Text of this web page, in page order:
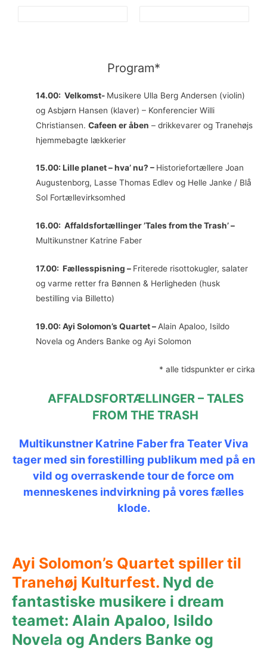
Program*
14.00: Velkomst- Musikere Ulla Berg Andersen (violin)
og Asbjørn Hansen (klaver) – Konferencier Willi
Christiansen. Cafeen er åben – drikkevarer og Tranehøjs
hjemmebagte lækkerier
15.00: Lille planet – hva’ nu? – Historiefortællere Joan
Augustenborg, Lasse Thomas Edlev og Helle Janke / Blå
Sol Fortællevirksomhed
16.00: Affaldsfortællinger ’Tales from the Trash’ –
Multikunstner Katrine Faber
17.00: Fællesspisning – Friterede risottokugler, salater
og varme retter fra Bønnen & Herligheden (husk
bestilling via Billetto)
19.00: Ayi Solomon’s Quartet – Alain Apaloo, Isildo
Novela og Anders Banke og Ayi Solomon
* alle tidspunkter er cirka
AFFALDSFORTÆLLINGER – TALES
FROM THE TRASH
Multikunstner Katrine Faber fra Teater Viva
tager med sin forestilling publikum med på en
vild og overraskende tour de force om
menneskenes indvirkning på vores fælles
klode.
Ayi Solomon’s Quartet spiller til
Tranehøj Kulturfest. Nyd de
fantastiske musikere i dream
teamet: Alain Apaloo, Isildo
Novela og Anders Banke og